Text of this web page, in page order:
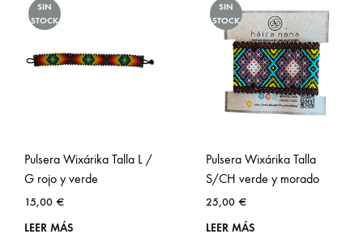
SIN
STOCK
Pulsera Wixárika Talla L /
G rojo y verde
15,00 €
LEER MÁS
SIN
STOCK
Pulsera Wixárika Talla
S/CH verde y morado
25,00 €
LEER MÁS